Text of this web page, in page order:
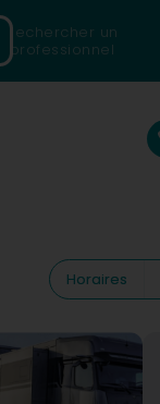
Rechercher un
professionnel
Horaires